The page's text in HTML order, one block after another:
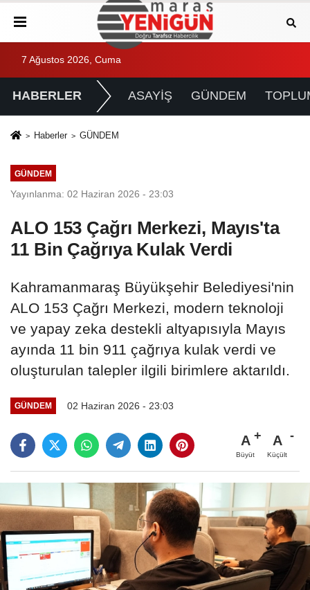
7 Ağustos 2026, Cuma
HABERLER ASAYİŞ GÜNDEM
Haberler GÜNDEM
GÜNDEM
Yayınlanma: 02 Haziran 2026 - 23:03
ALO 153 Çağrı Merkezi, Mayıs'ta
11 Bin Çağrıya Kulak Verdi
Kahramanmaraş Büyükşehir Belediyesi'nin
ALO 153 Çağrı Merkezi, modern teknoloji
ve yapay zeka destekli altyapısıyla Mayıs
ayında 11 bin 911 çağrıya kulak verdi ve
oluşturulan talepler ilgili birimlere aktarıldı.
GÜNDEM 02 Haziran 2026 - 23:03
A
Büyüt
A
Küçült